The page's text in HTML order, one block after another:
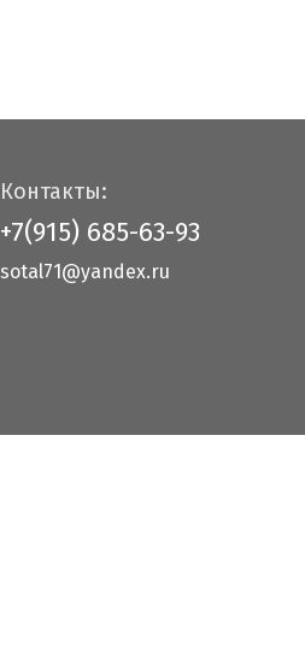
Контакты:
+7(915) 685-63-93
sotal71@yandex.ru